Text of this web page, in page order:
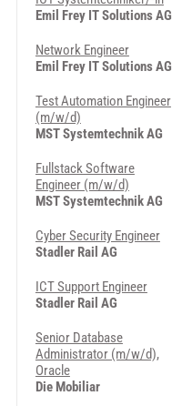
Emil Frey IT Solutions AG
Network Engineer
Emil Frey IT Solutions AG
Test Automation Engineer
(m/w/d)
MST Systemtechnik AG
Fullstack Software
Engineer (m/w/d)
MST Systemtechnik AG
Cyber Security Engineer
Stadler Rail AG
ICT Support Engineer
Stadler Rail AG
Senior Database
Administrator (m/w/d),
Oracle
Die Mobiliar